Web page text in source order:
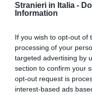
Stranieri in Italia -
Information
If you wish to opt-out of
processing of your
targeted advertising by
section to confirm your
opt-out request is
interest-based ads
gennaio – febbraio